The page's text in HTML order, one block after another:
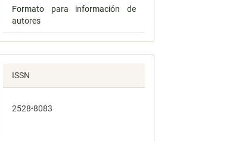
Formato para información de
autores
ISSN
2528-8083